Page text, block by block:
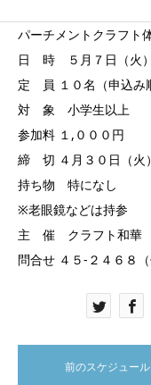
パーチメントクラフト
日 時 ５月７日（火）
定 員 １０名（申込み
対 象 小学生以上
参加料 １,０００円
締 切 ４月３０日（火
持ち物 特になし
※老眼鏡などは持参
主 催 クラフト和華
問合せ ４５-２４６８（
前のスケジュール